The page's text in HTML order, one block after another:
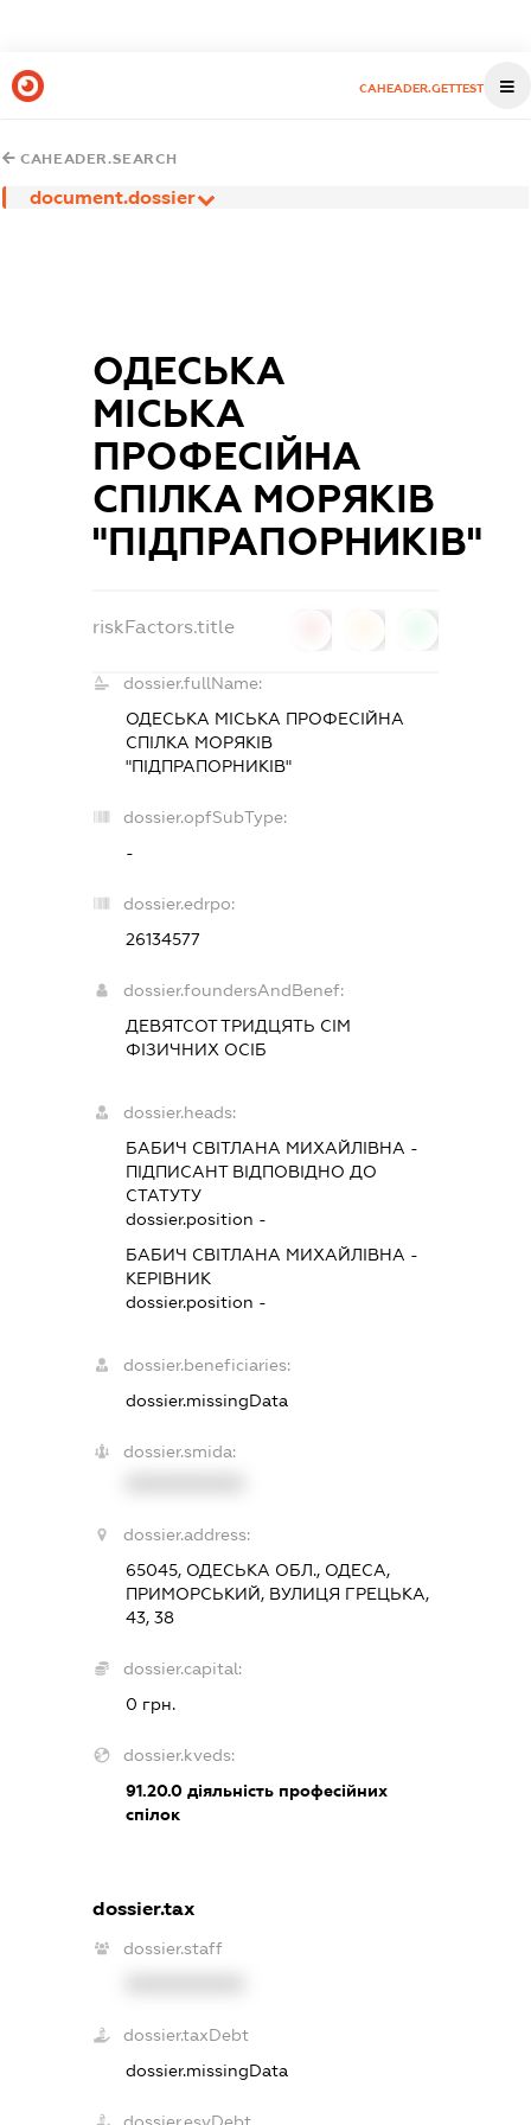
CAHEADER.GETTEST
CAHEADER.SEARCH
document.dossier
ОДЕСЬКА
МІСЬКА
ПРОФЕСІЙНА
СПІЛКА МОРЯКІВ
"ПІДПРАПОРНИКІВ"
riskFactors.title
dossier.fullName:
ОДЕСЬКА МІСЬКА ПРОФЕСІЙНА
СПІЛКА МОРЯКІВ
"ПІДПРАПОРНИКІВ"
dossier.opfSubType:
-
dossier.edrpo:
26134577
dossier.foundersAndBenef:
ДЕВЯТСОТ ТРИДЦЯТЬ СІМ
ФІЗИЧНИХ ОСІБ
dossier.heads:
БАБИЧ СВІТЛАНА МИХАЙЛІВНА -
ПІДПИСАНТВІДПОВІДНО ДО
СТАТУТУ
dossier.position -
БАБИЧ СВІТЛАНА МИХАЙЛІВНА -
КЕРІВНИК
dossier.position -
dossier.beneficiaries:
dossier.missingData
dossier.smida:
dossier.address:
65045, ОДЕСЬКА ОБЛ., ОДЕСА,
ПРИМОРСЬКИЙ, ВУЛИЦЯ ГРЕЦЬКА,
43, 38
dossier.capital:
0 грн.
dossier.kveds:
91.20.0діяльність професійних
спілок
dossier.tax
dossier.staff
dossier.taxDebt
dossier.missingData